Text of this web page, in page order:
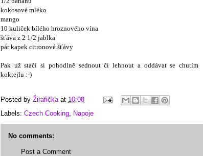
kokosové mléko
mango
10 kuliček bílého hroznového vína
šťáva z 2 1/2 jablka
pár kapek citronové šťávy
Pak už stačí si pohodlně sednout či lehnout a oddávat se chutím
koktejlu :-)
Posted by Žirafička at 10:08
Labels: Czech Cooking, Napoje
No comments:
Post a Comment